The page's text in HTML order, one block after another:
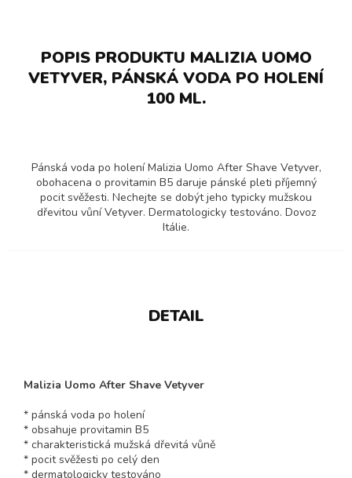
POPIS PRODUKTU MALIZIA UOMO
VETYVER, PÁNSKÁ VODA PO HOLENÍ
100 ML.
Pánská voda po holení Malizia Uomo After Shave Vetyver,
obohacena o provitamin B5 daruje pánské pleti příjemný
pocit svěžesti. Nechejte se dobýt jeho typicky mužskou
dřevitou vůní Vetyver. Dermatologicky testováno. Dovoz
Itálie.
DETAIL
Malizia Uomo After Shave Vetyver
* pánská voda po holení
* obsahuje provitamin B5
* charakteristická mužská dřevitá vůně
* pocit svěžesti po celý den
* dermatologicky testováno